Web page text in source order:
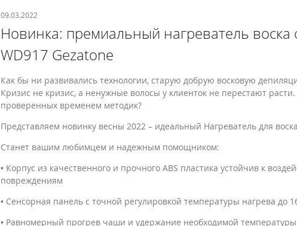
09.03.2022
Новинка: премиальный нагреватель
WD917 Gezatone
Как бы ни развивались технологии, старую добрую восковую
Кризис не кризис, а ненужные волосы у клиенток не перестают
проверенных временем методик?
Представляем новинку весны 2022 – идеальный Нагреватель для
Станет вашим любимцем и надежным помощником:
• Корпус из качественного и прочного ABS пластика устойчив к
повреждениям
• Сенсорная панель с точной регулировкой температуры нагрева до
• Равномерный прогрев чаши и удержание необходимой